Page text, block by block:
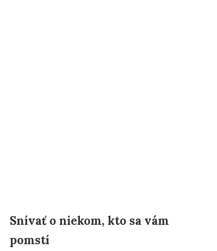
Snívať o niekom, kto sa vám
pomstí